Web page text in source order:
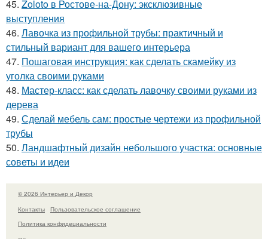
45. Zoloto в Ростове-на-Дону: эксклюзивные
выступления
46. Лавочка из профильной трубы: практичный и
стильный вариант для вашего интерьера
47. Пошаговая инструкция: как сделать скамейку из
уголка своими руками
48. Мастер-класс: как сделать лавочку своими руками из
дерева
49. Сделай мебель сам: простые чертежи из профильной
трубы
50. Ландшафтный дизайн небольшого участка: основные
советы и идеи
© 2026 Интерьер и Декор
Контакты
Пользовательское соглашение
Политика конфидециальности